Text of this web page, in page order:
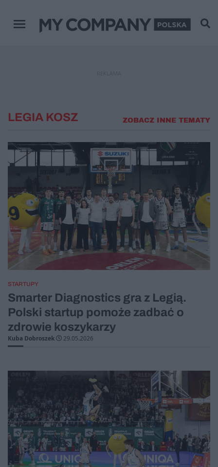
Menu główne
LEGIA KOSZ ZOBACZ INNE TEMATY
STARTUPY
Smarter Diagnostics gra z Legią.
Polski startup pomoże zadbać o
zdrowie koszykarzy
Kuba Dobroszek 29.05.2026